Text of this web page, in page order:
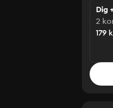
Dig
2
179